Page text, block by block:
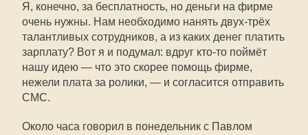
Я, конечно, за бесплатность, но деньги на фирме
очень нужны. Нам необходимо нанять двух-трёх
талантливых сотрудников, а из каких денег платить
зарплату? Вот я и подумал: вдруг кто-то поймёт
нашу идею — что это скорее помощь фирме,
нежели плата за ролики, — и согласится отправить
СМС.
Около часа говорил в понедельник с Павлом